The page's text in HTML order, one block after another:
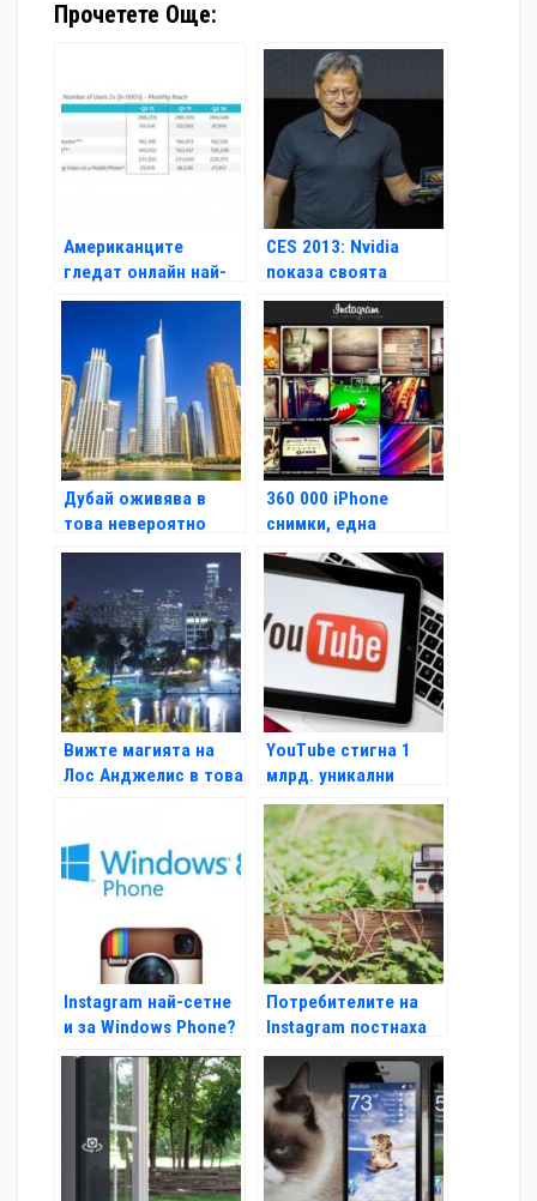
Прочетете Още:
Американците
гледат онлайн най-
много от всички
CES 2013: Nvidia
показа своята
Android конзола
Shield
Дубай оживява в
това невероятно
видео
360 000 iPhone
снимки, една
революционна
мозайка
Вижте магията на
Лос Анджелис в това
YouTube стигна 1
млрд. уникални
посетители на месец
Instagram най-сетне
и за Windows Phone?
Потребителите на
Instagram постнаха
над 5 млн. клипа